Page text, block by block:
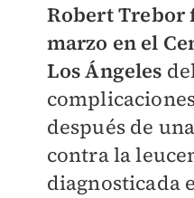
RobertTrebor
marzo en el
Los Ángeles
después de
contra la
diagnosticada